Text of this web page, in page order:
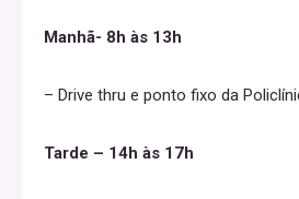
Manhã- 8h às 13h
– Drive thru e ponto fixo da
Tarde – 14h às 17h